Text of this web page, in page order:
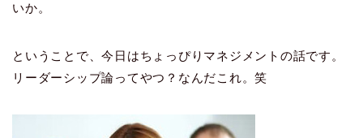
いか。
ということで、今日はちょっぴりマネジメントの話です。
リーダーシップ論ってやつ？なんだこれ。笑